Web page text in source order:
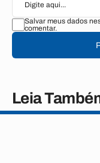
Salvar meus dados
comentar.
Leia